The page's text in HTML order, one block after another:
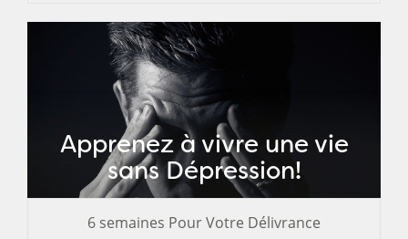
Apprenez à vivre une vie
sans Dépression!
6 semaines Pour Votre Délivrance